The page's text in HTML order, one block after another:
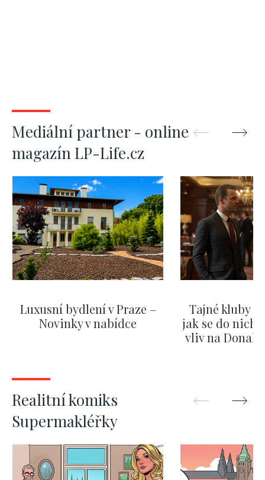
Mediální partner - online
magazín LP-Life.cz
Luxusní bydlení v Praze –
Novinky v nabídce
Tajné kluby
jak se do nich
vliv na
Realitní komiks
Supermakléřky